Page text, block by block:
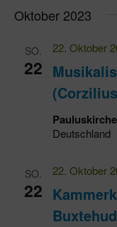
wählen.
Oktober 2023
SO.
22
22. Oktober
Pauluskirche
Deutschland
SO.
22
22. Oktober